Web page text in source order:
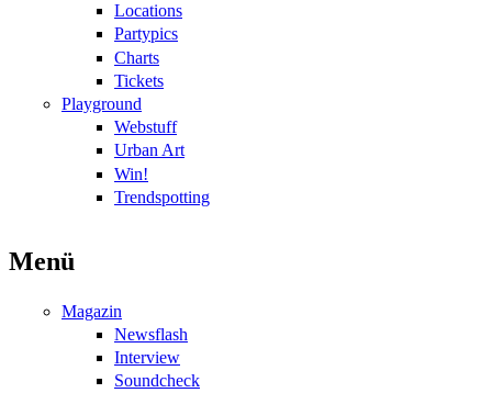
Locations
Partypics
Charts
Tickets
Playground
Webstuff
Urban Art
Win!
Trendspotting
Menü
Magazin
Newsflash
Interview
Soundcheck